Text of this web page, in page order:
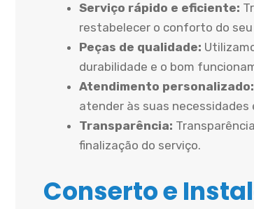
Serviço rápido e eficiente:
restabelecer o conforto do
Peças de qualidade:
durabilidade e o bom
Atendimento personalizado:
atender às suas necessidades
Transparência:
finalização do serviço.
Conserto e